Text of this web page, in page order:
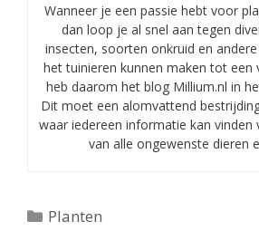
Wanneer je een passie hebt voor
dan loop je al snel aan tegen
insecten, soorten onkruid en
het tuinieren kunnen maken tot een
heb daarom het blog Millium.nl in
Dit moet een alomvattend
waar iedereen informatie kan vinden
van alle ongewenste dieren
Categorieën
Planten